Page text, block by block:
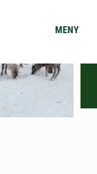
MENY